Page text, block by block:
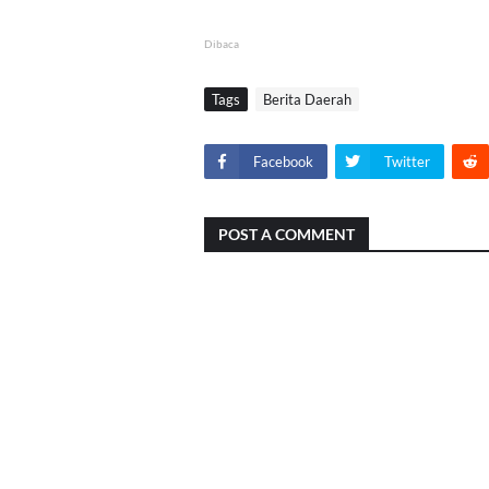
Dibaca
Tags Berita Daerah
Facebook Twitter
POST A COMMENT